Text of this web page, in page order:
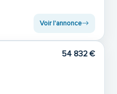
Voir l'annonce
54 832 €